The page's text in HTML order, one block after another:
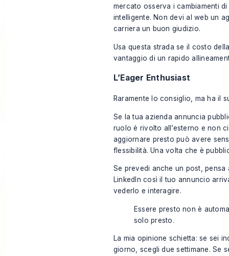
mercato osserva i cambiamenti
intelligente. Non devi al web un
carriera un buon giudizio.
Usa questa strada se il costo
vantaggio di un rapido
L’Eager Enthusiast
Raramente lo consiglio, ma ha il
Se la tua azienda annuncia
ruolo è rivolto all’esterno e non
aggiornare presto può avere
flessibilità. Una volta che è
Se prevedi anche un post, pensa
LinkedIn così il tuo annuncio
vederlo e interagire.
Essere presto non è
solo presto.
La mia opinione schietta: se sei
giorno, scegli due settimane. Se